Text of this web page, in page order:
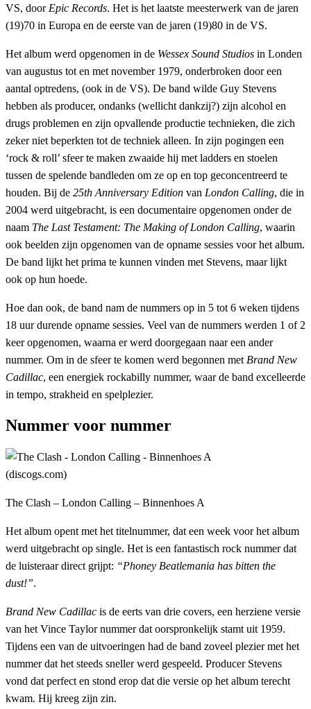
VS, door Epic Records. Het is het laatste meesterwerk van de jaren
(19)70 in Europa en de eerste van de jaren (19)80 in de VS.
Het album werd opgenomen in de Wessex Sound Studios in Londen
van augustus tot en met november 1979, onderbroken door een
aantal optredens, (ook in de VS). De band wilde Guy Stevens
hebben als producer, ondanks (wellicht dankzij?) zijn alcohol en
drugs problemen en zijn opvallende productie technieken, die zich
zeker niet beperkten tot de techniek alleen. In zijn pogingen een
‘rock & roll’ sfeer te maken zwaaide hij met ladders en stoelen
tussen de spelende bandleden om ze op en top geconcentreerd te
houden. Bij de 25th Anniversary Edition van London Calling, die in
2004 werd uitgebracht, is een documentaire opgenomen onder de
naam The Last Testament: The Making of London Calling, waarin
ook beelden zijn opgenomen van de opname sessies voor het album.
De band lijkt het prima te kunnen vinden met Stevens, maar lijkt
ook op hun hoede.
Hoe dan ook, de band nam de nummers op in 5 tot 6 weken tijdens
18 uur durende opname sessies. Veel van de nummers werden 1 of 2
keer opgenomen, waarna er werd doorgegaan naar een ander
nummer. Om in de sfeer te komen werd begonnen met Brand New
Cadillac, een energiek rockabilly nummer, waar de band excelleerde
in tempo, strakheid en spelplezier.
Nummer voor nummer
The Clash – London Calling – Binnenhoes A
Het album opent met het titelnummer, dat een week voor het album
werd uitgebracht op single. Het is een fantastisch rock nummer dat
de luisteraar direct grijpt: “Phoney Beatlemania has bitten the
dust!”.
Brand New Cadillac is de eerts van drie covers, een herziene versie
van het Vince Taylor nummer dat oorspronkelijk stamt uit 1959.
Tijdens een van de uitvoeringen had de band zoveel plezier met het
nummer dat het steeds sneller werd gespeeld. Producer Stevens
vond dat perfect en stond erop dat die versie op het album terecht
kwam. Hij kreeg zijn zin.